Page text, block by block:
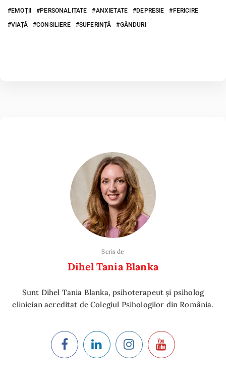
EMOȚII PERSONALITATE ANXIETATE DEPRESIE
FERICIRE
VIAȚĂ
CONSILIERE SUFERINȚĂ GÂNDURI
Scris de
Dihel Tania Blanka
Sunt Dihel Tania Blanka, psihoterapeut și psiholog
clinician acreditat de Colegiul Psihologilor din România.